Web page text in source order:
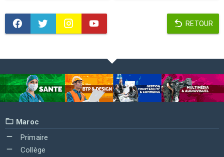
RETOUR
Maroc
Primaire
Collège